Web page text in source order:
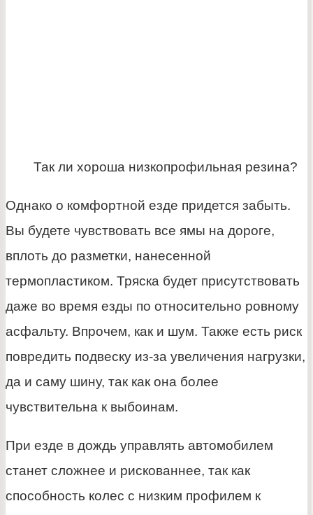
Так ли хороша низкопрофильная резина?
Однако о комфортной езде придется забыть.
Вы будете чувствовать все ямы на дороге,
вплоть до разметки, нанесенной
термопластиком. Тряска будет присутствовать
даже во время езды по относительно ровному
асфальту. Впрочем, как и шум. Также есть риск
повредить подвеску из-за увеличения нагрузки,
да и саму шину, так как она более
чувствительна к выбоинам.
При езде в дождь управлять автомобилем
станет сложнее и рискованнее, так как
способность колес с низким профилем к